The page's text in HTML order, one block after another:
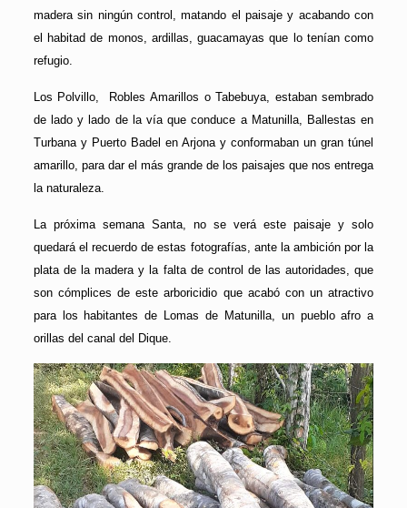
madera sin ningún control, matando el paisaje y acabando con
el habitad de monos, ardillas, guacamayas que lo tenían como
refugio.
Los Polvillo, Robles Amarillos o Tabebuya, estaban sembrado
de lado y lado de la vía que conduce a Matunilla, Ballestas en
Turbana y Puerto Badel en Arjona y conformaban un gran túnel
amarillo, para dar el más grande de los paisajes que nos entrega
la naturaleza.
La próxima semana Santa, no se verá este paisaje y solo
quedará el recuerdo de estas fotografías, ante la ambición por la
plata de la madera y la falta de control de las autoridades, que
son cómplices de este arboricidio que acabó con un atractivo
para los habitantes de Lomas de Matunilla, un pueblo afro a
orillas del canal del Dique.